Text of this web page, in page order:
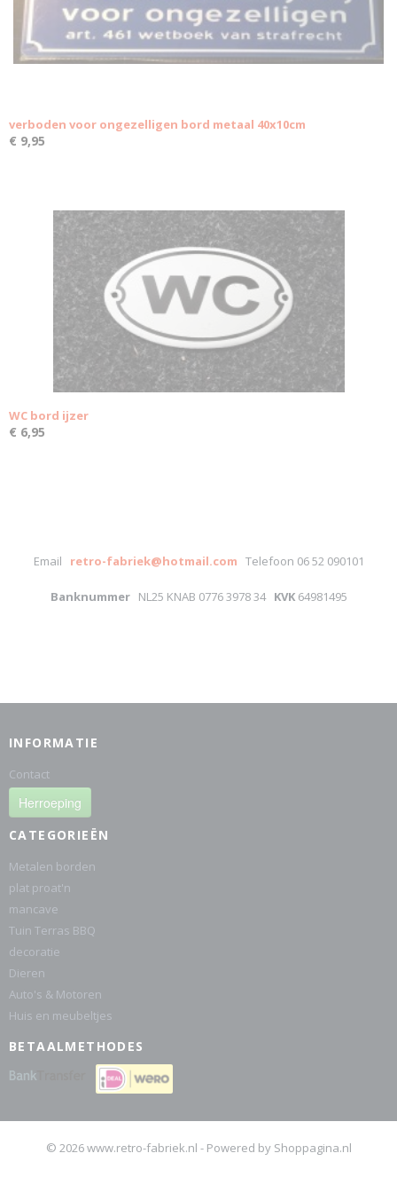
verboden voor ongezelligen bord metaal 40x10cm
€ 9,95
WC bord ijzer
€ 6,95
Email retro-fabriek@hotmail.com Telefoon 06 52 090101
Banknummer NL25 KNAB 0776 3978 34 KVK64981495
INFORMATIE
Contact
Herroeping
CATEGORIEËN
Metalen borden
plat proat'n
mancave
Tuin Terras BBQ
decoratie
Dieren
Auto's & Motoren
Huis en meubeltjes
BETAALMETHODES
© 2026 www.retro-fabriek.nl - Powered by Shoppagina.nl